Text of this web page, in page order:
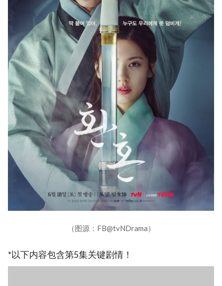
（图源：FB@tvNDrama）
*以下内容包含第5集关键剧情！